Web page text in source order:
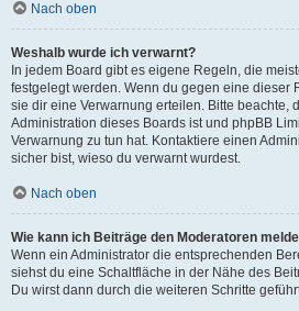
Nach oben
Weshalb wurde ich verwarnt?
In jedem Board gibt es eigene Regeln, die
festgelegt werden. Wenn du gegen eine dieser
sie dir eine Verwarnung erteilen. Bitte beachte,
Administration dieses Boards ist und phpBB
Verwarnung zu tun hat. Kontaktiere einen
sicher bist, wieso du verwarnt wurdest.
Nach oben
Wie kann ich Beiträge den Moderatoren
Wenn ein Administrator die entsprechenden
siehst du eine Schaltfläche in der Nähe des
Du wirst dann durch die weiteren Schritte